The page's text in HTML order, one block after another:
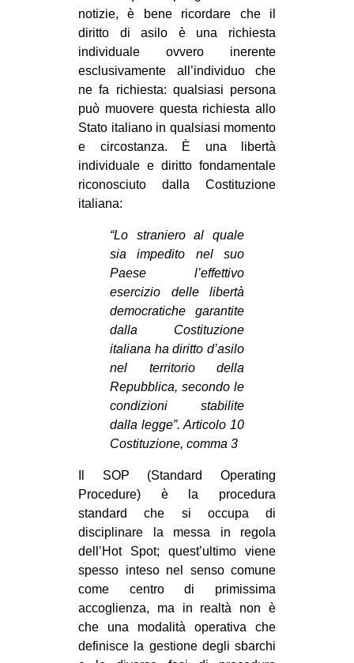
notizie, è bene ricordare che il
diritto di asilo è una richiesta
individuale ovvero inerente
esclusivamente all’individuo che
ne fa richiesta: qualsiasi persona
può muovere questa richiesta allo
Stato italiano in qualsiasi momento
e circostanza. È una libertà
individuale e diritto fondamentale
riconosciuto dalla Costituzione
italiana:
“Lo straniero al quale
sia impedito nel suo
Paese l’effettivo
esercizio delle libertà
democratiche garantite
dalla Costituzione
italiana ha diritto d’asilo
nel territorio della
Repubblica, secondo le
condizioni stabilite
dalla legge”. Articolo 10
Costituzione, comma 3
Il SOP (Standard Operating
Procedure) è la procedura
standard che si occupa di
disciplinare la messa in regola
dell’Hot Spot; quest’ultimo viene
spesso inteso nel senso comune
come centro di primissima
accoglienza, ma in realtà non è
che una modalità operativa che
definisce la gestione degli sbarchi